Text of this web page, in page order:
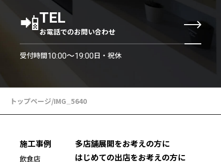
📲TEL
お電話でのお問い合わせ
受付時間10:00〜19:00日・祝休
トップページ/IMG_5640
施工事例
飲食店
多店舗展開をお考えの方に
はじめての出店をお考えの方に